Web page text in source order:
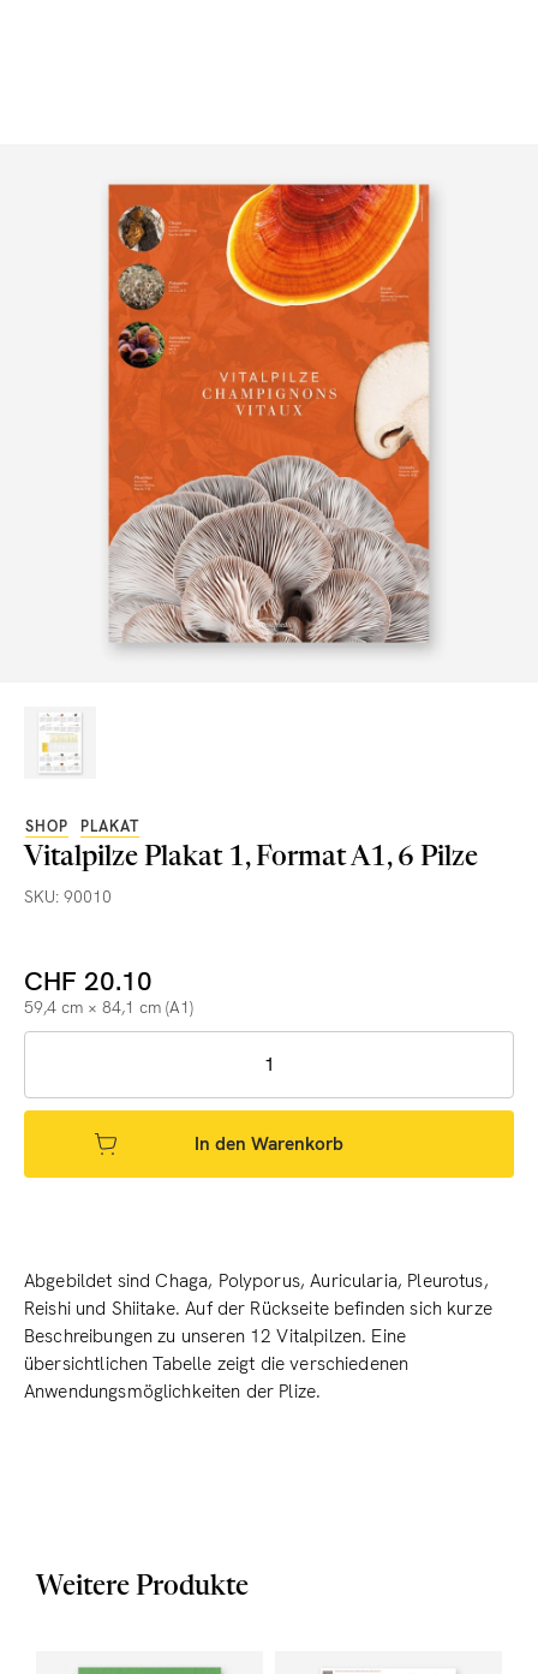
SHOP PLAKAT
Vitalpilze Plakat 1, Format A1, 6 Pilze
SKU: 90010
CHF 20.10
59,4 cm × 84,1 cm (A1)
In den Warenkorb
Abgebildet sind Chaga, Polyporus, Auricularia, Pleurotus,
Reishi und Shiitake. Auf der Rückseite befinden sich kurze
Beschreibungen zu unseren 12 Vitalpilzen. Eine
übersichtlichen Tabelle zeigt die verschiedenen
Anwendungsmöglichkeiten der Plize.
Weitere Produkte